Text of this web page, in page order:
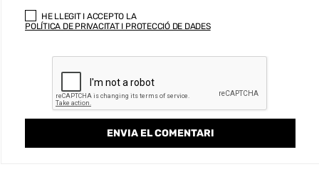
HE LLEGIT I ACCEPTO LA
POLÍTICA DE PRIVACITAT I PROTECCIÓ DE DADES